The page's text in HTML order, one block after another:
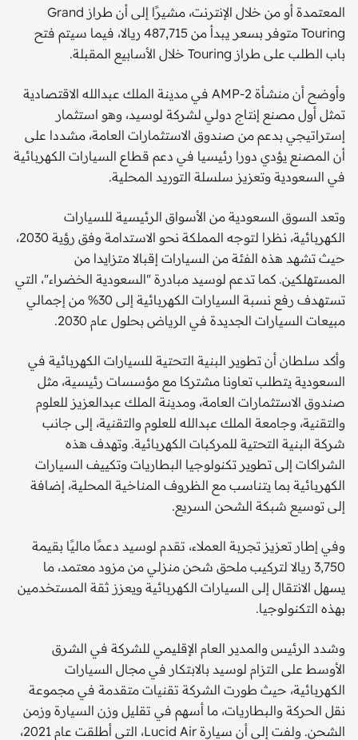
المعتمدة أو من خلال الإنترنت، مشيرًا إلى أن طراز Grand
Touring متوفر بسعر يبدأ من 487,715 ريالا، فيما سيتم فتح
باب الطلب على طراز Touring خلال الأسابيع المقبلة.
وأوضح أن منشأة AMP-2 في مدينة الملك عبدالله الاقتصادية
تمثل أول مصنع إنتاج دولي لشركة لوسيد، وهو استثمار
إستراتيجي بدعم من صندوق الاستثمارات العامة، مشددا على
أن المصنع يؤدي دورا رئيسيا في دعم قطاع السيارات الكهربائية
في السعودية وتعزيز سلسلة التوريد المحلية.
وتعد السوق السعودية من الأسواق الرئيسية للسيارات
الكهربائية، نظرا لتوجه المملكة نحو الاستدامة وفق رؤية 2030،
حيث تشهد هذه الفئة من السيارات إقبالا متزايدا من
المستهلكين. كما تدعم لوسيد مبادرة "السعودية الخضراء"، التي
تستهدف رفع نسبة السيارات الكهربائية إلى 30% من إجمالي
مبيعات السيارات الجديدة في الرياض بحلول عام 2030.
وأكد سلطان أن تطوير البنية التحتية للسيارات الكهربائية في
السعودية يتطلب تعاونا مشتركا مع مؤسسات رئيسية، مثل
صندوق الاستثمارات العامة، ومدينة الملك عبدالعزيز للعلوم
والتقنية، وجامعة الملك عبدالله للعلوم والتقنية، إلى جانب
شركة البنية التحتية للمركبات الكهربائية. وتهدف هذه
الشراكات إلى تطوير تكنولوجيا البطاريات وتكييف السيارات
الكهربائية بما يتناسب مع الظروف المناخية المحلية، إضافة
إلى توسيع شبكة الشحن السريع.
وفي إطار تعزيز تجربة العملاء، تقدم لوسيد دعمًا ماليًا بقيمة
3,750 ريالا لتركيب ملحق شحن منزلي من مزود معتمد، ما
يسهل الانتقال إلى السيارات الكهربائية ويعزز ثقة المستخدمين
بهذه التكنولوجيا.
وشدد الرئيس والمدير العام الإقليمي للشركة في الشرق
الأوسط على التزام لوسيد بالابتكار في مجال السيارات
الكهربائية، حيث طورت الشركة تقنيات متقدمة في مجموعة
نقل الحركة والبطاريات، ما أسهم في تقليل وزن السيارة وزمن
الشحن. ولفت إلى أن سيارة Lucid Air، التي أطلقت عام 2021،